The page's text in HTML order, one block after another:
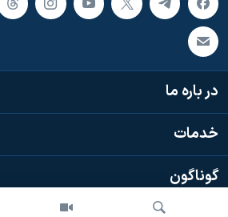
در باره ما
خدمات
گوناگون